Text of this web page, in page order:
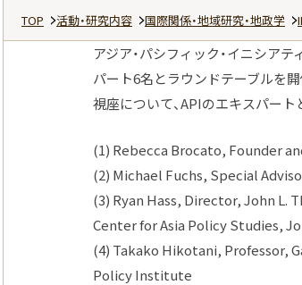
TOP 活動・研究内容 国際関係・地域研究・地政学
アジア・パシフィック・イニシア
パート6名とラウンドテーブルを
視座について、APIのエキスパー
(1) Rebecca Brocato, Founder
(2) Michael Fuchs, Special
(3) Ryan Hass, Director, John L.
Center for Asia Policy Studies,
(4) Takako Hikotani, Professor,
Policy Institute